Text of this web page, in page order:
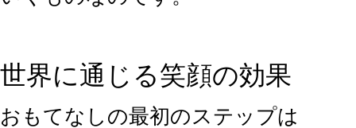
世界に通じる笑顔の効果
おもてなしの最初のステップは